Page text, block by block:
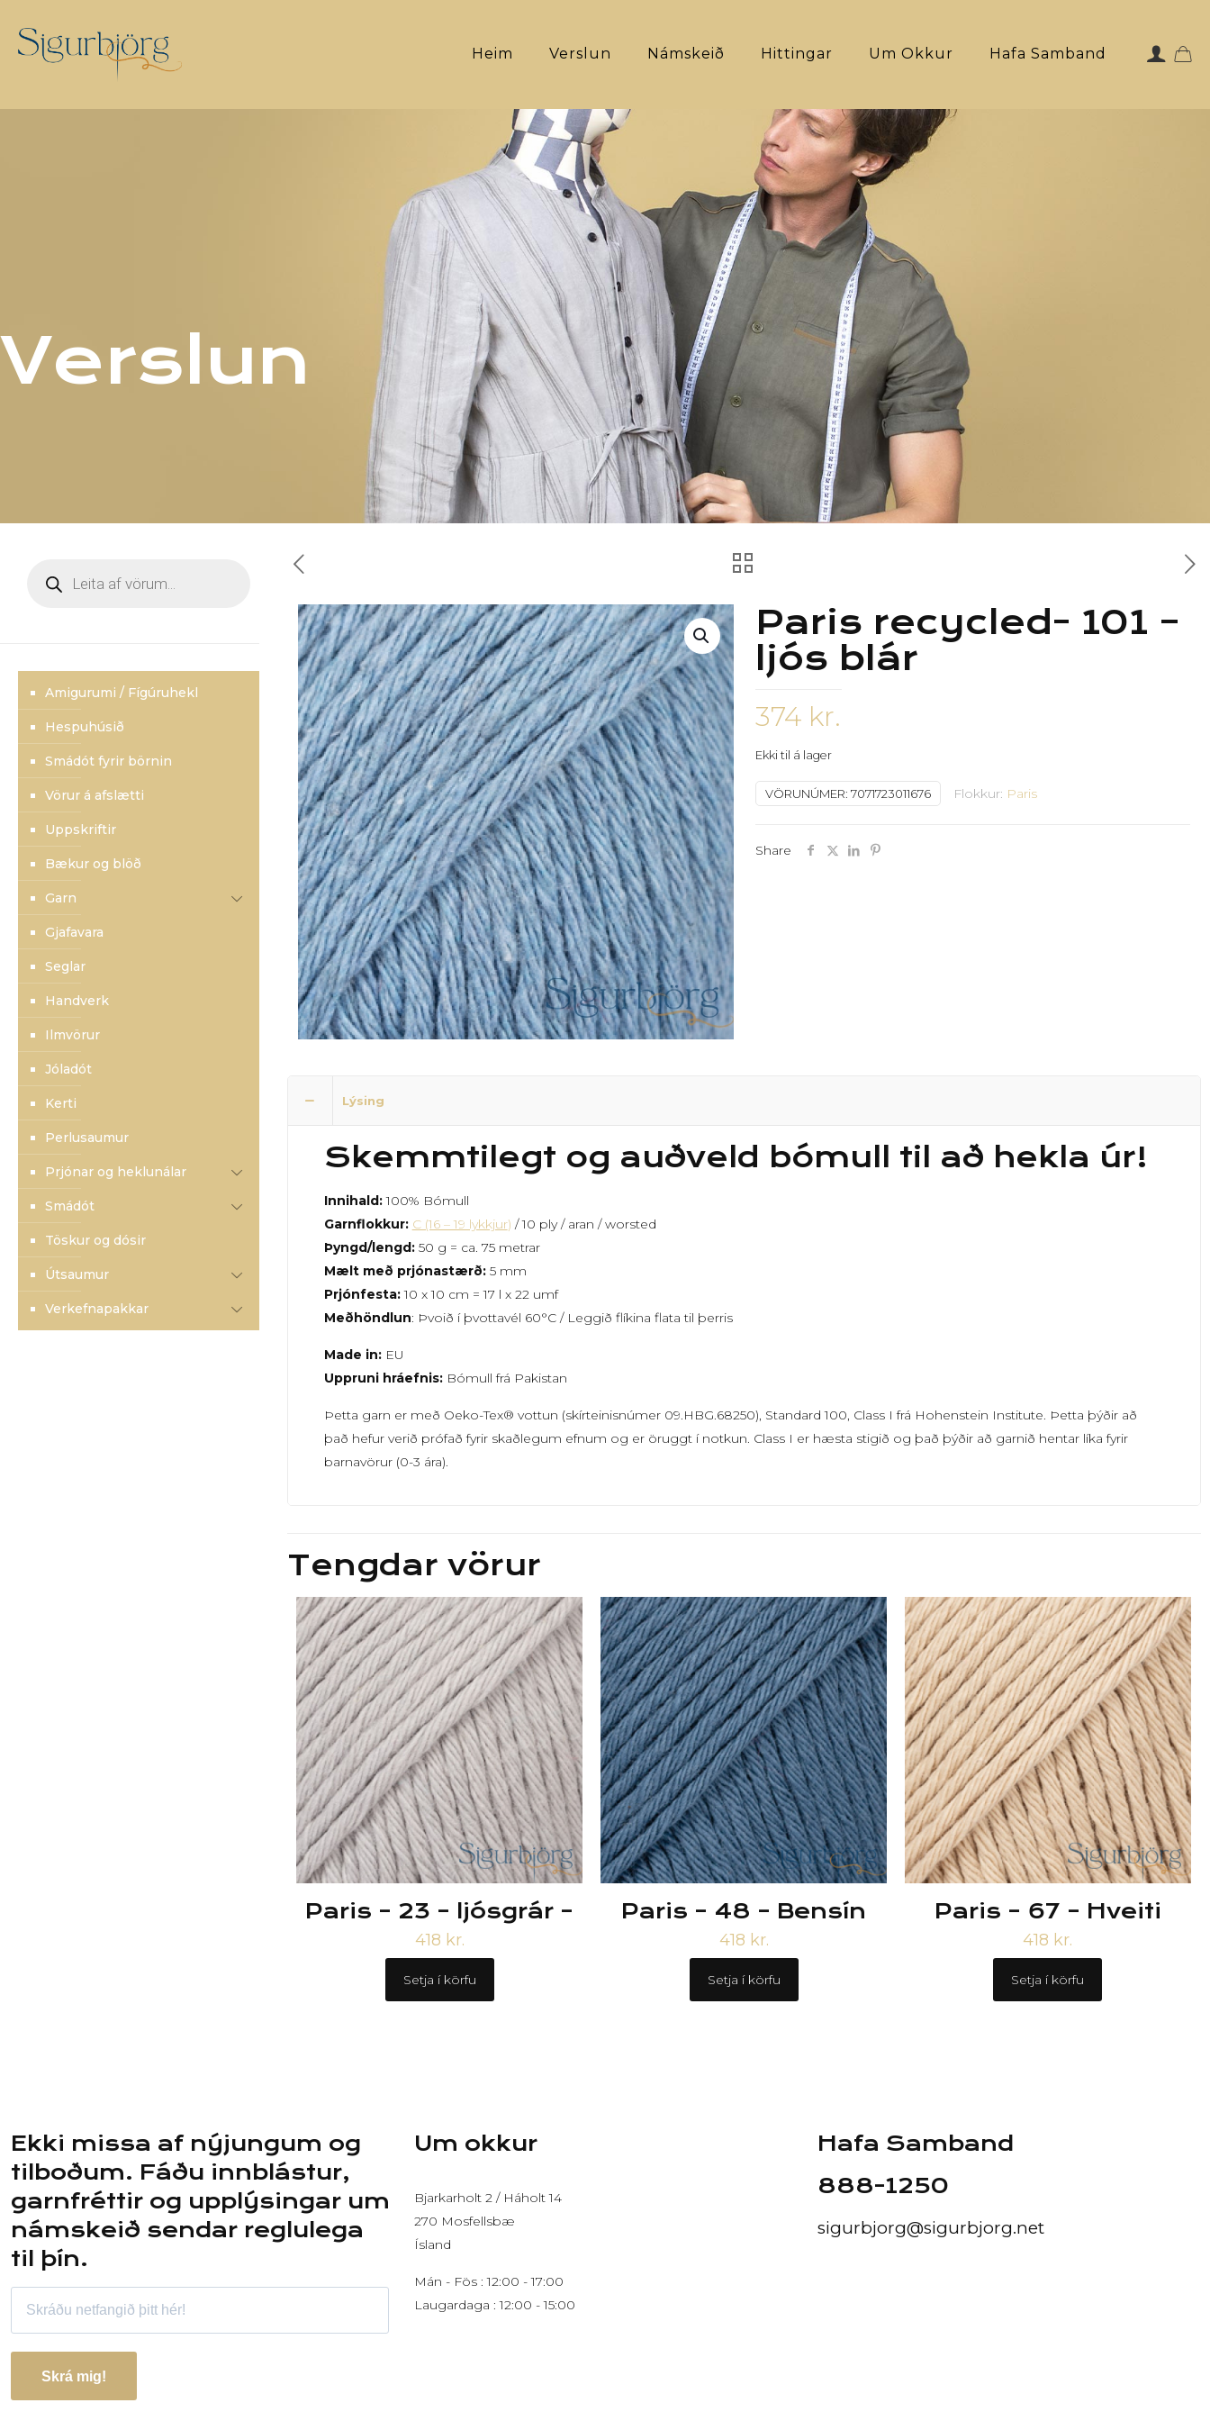
Heim Verslun Námskeið Hittingar Um Okkur Hafa Samband
Verslun
Paris recycled- 101 –
ljós blár
374 kr.
Ekki til á lager
VÖRUNÚMER: 7071723011676 Flokkur: Paris
Share
Lýsing
Skemmtilegt og auðveld bómull til að hekla úr!
Innihald:100% Bómull
Garnflokkur: C (16 – 19 lykkjur) / 10 ply / aran / worsted
Þyngd/lengd:50 g = ca. 75 metrar
Mælt með prjónastærð:5 mm
Prjónfesta:10 x 10 cm = 17 l x 22 umf
Meðhöndlun: Þvoið í þvottavél 60°C / Leggið flíkina flata til þerris
Made in: EU
Uppruni hráefnis:Bómull frá Pakistan
Þetta garn er með Oeko-Tex® vottun (skírteinisnúmer 09.HBG.68250), Standard 100, Class I frá Hohenstein Institute. Þetta þýðir að
það hefur verið prófað fyrir skaðlegum efnum og er öruggt í notkun. Class I er hæsta stigið og það þýðir að garnið hentar líka fyrir
barnavörur (0-3 ára).
Tengdar vörur
Paris – 23 – ljósgrár –
418 kr.
Setja í körfu
Paris – 48 – Bensín
418 kr.
Setja í körfu
Paris – 67 – Hveiti
418 kr.
Setja í körfu
search
Amigurumi / Fígúruhekl
Hespuhúsið
Smádót fyrir börnin
Vörur á afslætti
Uppskriftir
Bækur og blöð
Garn
Gjafavara
Seglar
Handverk
Ilmvörur
Jóladót
Kerti
Perlusaumur
Prjónar og heklunálar
Smádót
Töskur og dósir
Útsaumur
Verkefnapakkar
Ekki missa af nýjungum og
tilboðum. Fáðu innblástur,
garnfréttir og upplýsingar um
námskeið sendar reglulega
til þín.
Skrá mig!
Um okkur
Bjarkarholt 2 / Háholt 14
270 Mosfellsbæ
Ísland
Mán - Fös : 12:00 - 17:00
Laugardaga : 12:00 - 15:00
Hafa Samband
888-1250
sigurbjorg@sigurbjorg.net